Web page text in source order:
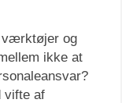
værktøjer og
ikke at
vifte af